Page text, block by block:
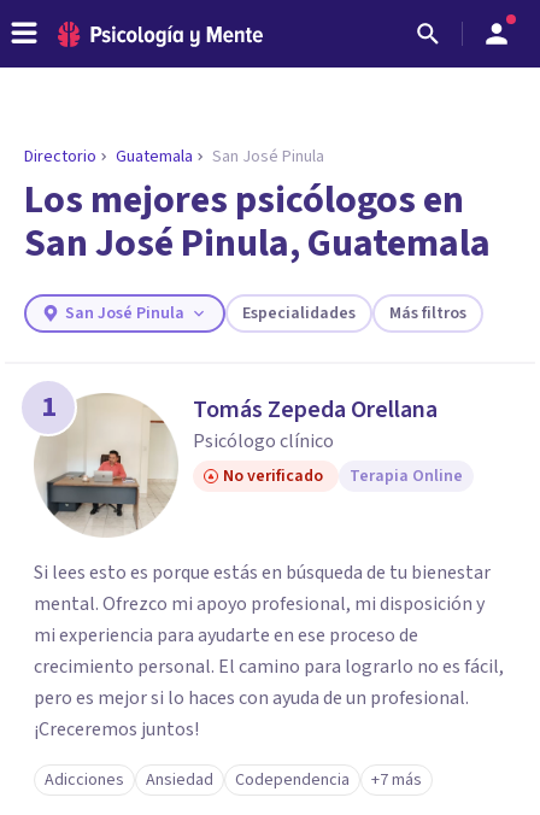
ENCONTRAR MI TERAPEUTA
¿Necesitas ayuda para encontrar el
psicólogo adecuado?
Responde a unas breves preguntas y te ofreceremos
necesidades.
Directorio Guatemala San José Pinula
Los mejores psicólogos en
San José Pinula, Guatemala
San José Pinula Especialidades Más filtros
1 Tomás Zepeda Orellana
Psicólogo clínico
No verificado Terapia Online
Si lees esto es porque estás en búsqueda de tu bienestar
mental. Ofrezco mi apoyo profesional, mi disposición y
mi experiencia para ayudarte en ese proceso de
crecimiento personal. El camino para lograrlo no es fácil,
pero es mejor si lo haces con ayuda de un profesional.
¡Creceremos juntos!
Adicciones Ansiedad Codependencia +7 más